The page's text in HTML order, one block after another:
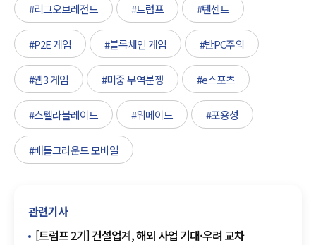
#리그오브레전드 #트럼프 #텐센트
#P2E 게임 #블록체인 게임 #반PC주의
#웹3 게임 #미중 무역분쟁 #e스포츠
#스텔라블레이드 #위메이드 #포용성
#배틀그라운드 모바일
관련기사
[트럼프 2기] 건설업계, 해외 사업 기대·우려 교차